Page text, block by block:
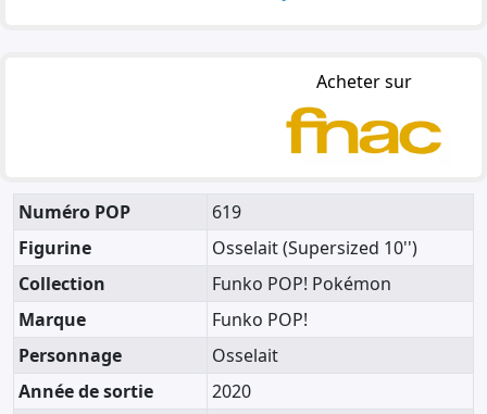
Acheter sur
Numéro POP
619
Figurine
Osselait (Supersized 10'')
Collection
Funko POP! Pokémon
Marque
Funko POP!
Personnage
Osselait
Année de sortie
2020